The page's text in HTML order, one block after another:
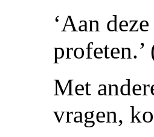
‘Aan
Met
vragen,